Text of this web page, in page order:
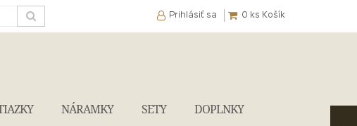
Prihlásiť sa 0 ks Košík
NÁRAMKY SETY DOPLNKY